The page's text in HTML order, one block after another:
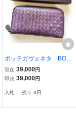
ボッテガヴェネタ BOTT
EGA VENETA 長財布 イ
ントレチャート パイソ
現在 39,000円
即決 39,000円
入札 - 残り 3日